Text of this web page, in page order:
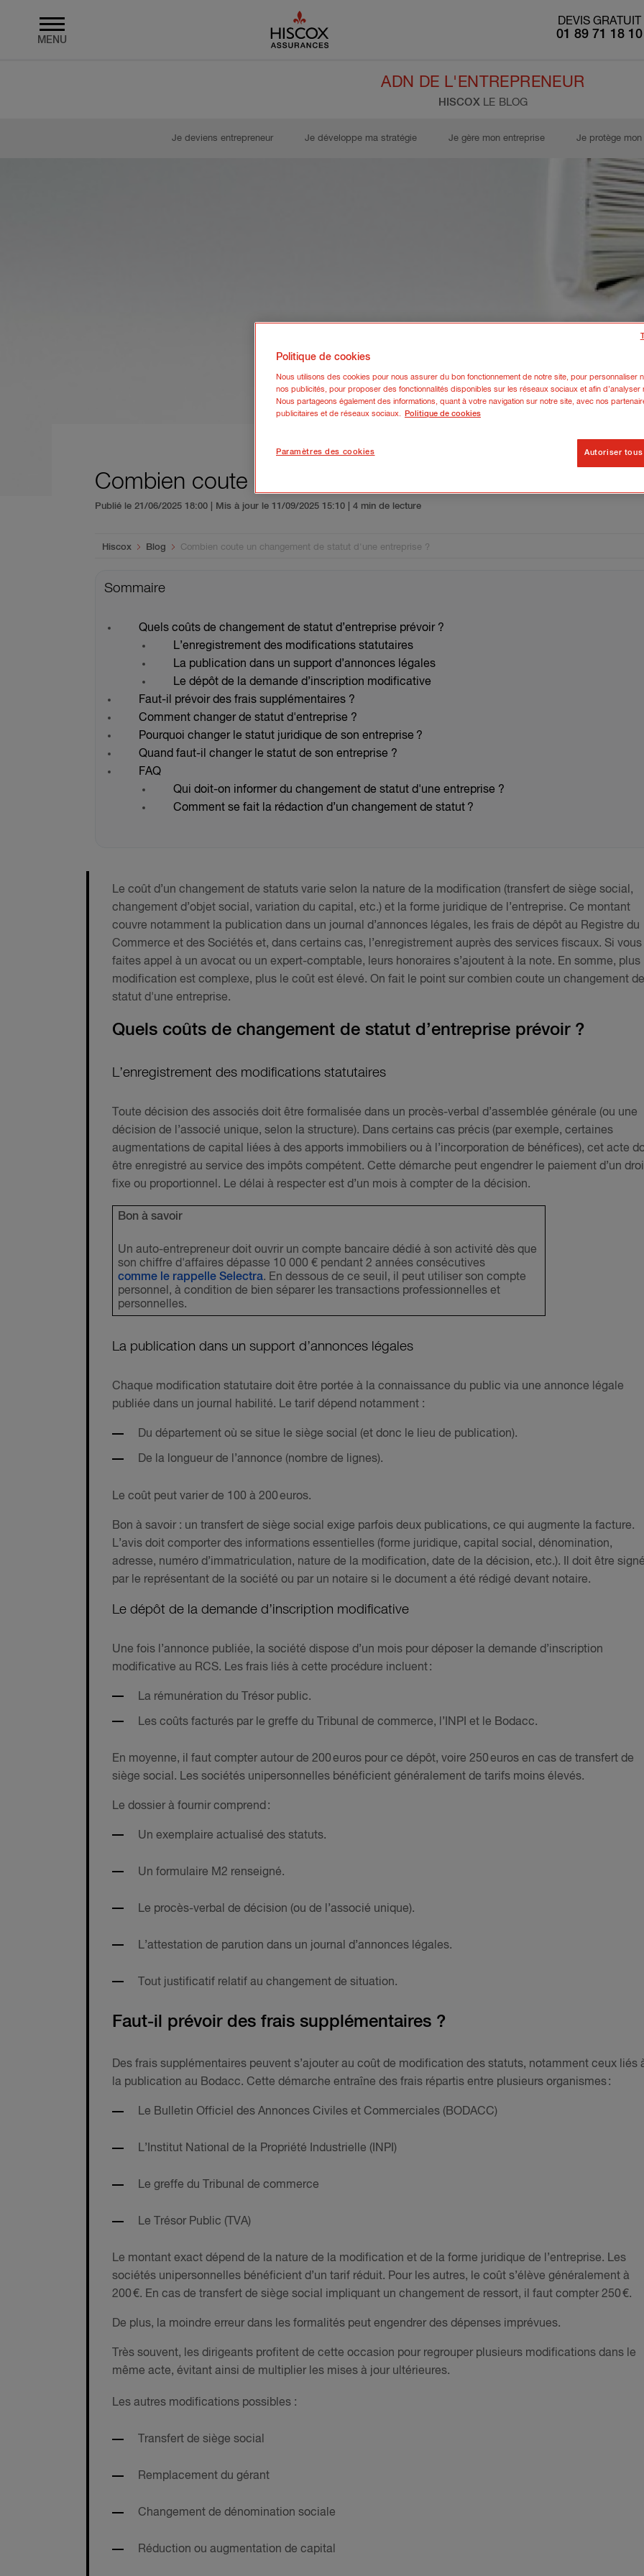
MENU
DEVIS GRATUIT
01 89 71 18 10
ADN DE L'ENTREPRENEUR
HISCOX LE BLOG
Je deviens entrepreneur Je développe ma stratégie Je gère mon entreprise Je protège
Combien coute un changement de statut d'une
Publié le 21/06/2025 18:00 | Mis à jour le 11/09/2025 15:10 | 4 min de lecture
You are here:
Hiscox Blog Combien coute un changement de statut d'une entreprise ?
Sommaire
Quels coûts de changement de statut d’entreprise prévoir ?
L’enregistrement des modifications statutaires
La publication dans un support d’annonces légales
Le dépôt de la demande d’inscription modificative
Faut-il prévoir des frais supplémentaires ?
Comment changer de statut d'entreprise ?
Pourquoi changer le statut juridique de son entreprise ?
Quand faut-il changer le statut de son entreprise ?
FAQ
Qui doit-on informer du changement de statut d'une entreprise ?
Comment se fait la rédaction d’un changement de statut ?
Le coût d’un changement de statuts varie selon la nature de la modification (transfert de siège social,
changement d’objet social, variation du capital, etc.) et la forme juridique de l’entreprise. Ce montant
couvre notamment la publication dans un journal d’annonces légales, les frais de dépôt au Registre du
Commerce et des Sociétés et, dans certains cas, l’enregistrement auprès des services fiscaux. Si vous
faites appel à un avocat ou un expert-comptable, leurs honoraires s’ajoutent à la note. En somme, plus
modification est complexe, plus le coût est élevé. On fait le point sur combien coute un changement de
statut d'une entreprise.
Quels coûts de changement de statut d’entreprise prévoir ?
L’enregistrement des modifications statutaires
Toute décision des associés doit être formalisée dans un procès-verbal d’assemblée générale (ou une
décision de l’associé unique, selon la structure). Dans certains cas précis (par exemple, certaines
augmentations de capital liées à des apports immobiliers ou à l’incorporation de bénéfices), cet acte
être enregistré au service des impôts compétent. Cette démarche peut engendrer le paiement d’un
fixe ou proportionnel. Le délai à respecter est d’un mois à compter de la décision.
Bon à savoir
Un auto-entrepreneur doit ouvrir un compte bancaire dédié à son activité dès que
son chiffre d'affaires dépasse 10 000 € pendant 2 années consécutives
comme le rappelle Selectra. En dessous de ce seuil, il peut utiliser son compte
personnel, à condition de bien séparer les transactions professionnelles et
personnelles.
La publication dans un support d’annonces légales
Chaque modification statutaire doit être portée à la connaissance du public via une annonce légale
publiée dans un journal habilité. Le tarif dépend notamment :
Du département où se situe le siège social (et donc le lieu de publication).
De la longueur de l’annonce (nombre de lignes).
Le coût peut varier de 100 à 200 euros.
Bon à savoir : un transfert de siège social exige parfois deux publications, ce qui augmente la facture.
L’avis doit comporter des informations essentielles (forme juridique, capital social, dénomination,
adresse, numéro d’immatriculation, nature de la modification, date de la décision, etc.). Il doit être
par le représentant de la société ou par un notaire si le document a été rédigé devant notaire.
Le dépôt de la demande d’inscription modificative
Une fois l’annonce publiée, la société dispose d’un mois pour déposer la demande d’inscription
modificative au RCS. Les frais liés à cette procédure incluent :
La rémunération du Trésor public.
Les coûts facturés par le greffe du Tribunal de commerce, l’INPI et le Bodacc.
En moyenne, il faut compter autour de 200 euros pour ce dépôt, voire 250 euros en cas de transfert de
siège social. Les sociétés unipersonnelles bénéficient généralement de tarifs moins élevés.
Le dossier à fournir comprend :
Un exemplaire actualisé des statuts.
Un formulaire M2 renseigné.
Le procès-verbal de décision (ou de l’associé unique).
L’attestation de parution dans un journal d’annonces légales.
Tout justificatif relatif au changement de situation.
Faut-il prévoir des frais supplémentaires ?
Des frais supplémentaires peuvent s’ajouter au coût de modification des statuts, notamment ceux liés
la publication au Bodacc. Cette démarche entraîne des frais répartis entre plusieurs organismes :
Le Bulletin Officiel des Annonces Civiles et Commerciales (BODACC)
L’Institut National de la Propriété Industrielle (INPI)
Le greffe du Tribunal de commerce
Le Trésor Public (TVA)
Le montant exact dépend de la nature de la modification et de la forme juridique de l’entreprise. Les
sociétés unipersonnelles bénéficient d’un tarif réduit. Pour les autres, le coût s’élève généralement à
200 €. En cas de transfert de siège social impliquant un changement de ressort, il faut compter 250 €.
De plus, la moindre erreur dans les formalités peut engendrer des dépenses imprévues.
Très souvent, les dirigeants profitent de cette occasion pour regrouper plusieurs modifications dans le
même acte, évitant ainsi de multiplier les mises à jour ultérieures.
Les autres modifications possibles :
Transfert de siège social
Remplacement du gérant
Changement de dénomination sociale
Réduction ou augmentation de capital
Politique de cookies
Nous utilisons des cookies pour nous assurer du bon fonctionnement de notre site, pour personnaliser
nos publicités, pour proposer des fonctionnalités disponibles sur les réseaux sociaux et afin d’analyser
Nous partageons également des informations, quant à votre navigation sur notre site, avec nos
publicitaires et de réseaux sociaux. Politique de cookies
Paramètres des cookies Autoriser